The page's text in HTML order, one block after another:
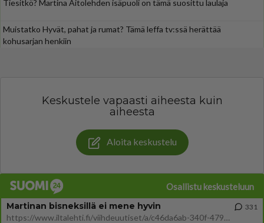
Tiesitkö? Martina Aitolehden isäpuoli on tämä suosittu laulaja
Muistatko Hyvät, pahat ja rumat? Tämä leffa tv:ssä herättää
kohusarjan henkiin
Keskustele vapaasti aiheesta kuin
aiheesta
Aloita keskustelu
Osallistu keskusteluun
Martinan bisneksillä ei mene hyvin
https://www.iltalehti.fi/viihdeuutiset/a/c46da6ab-340f-4790-aaa7-0865eed2336 Yrityksen konkurssihakemus on tullut kärä
331